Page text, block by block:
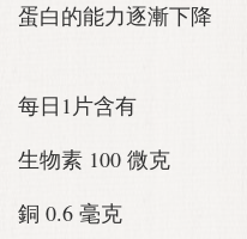
蛋白的能力逐漸下降
每日1片含有
生物素 100 微克
銅 0.6 毫克